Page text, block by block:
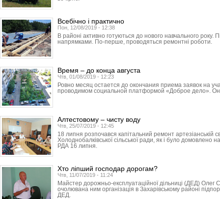
Всебічно і практично
Пон, 12/08/2019 - 12:38
В районі активно готуються до нового навчального року.
напрямками. По-перше, проводяться ремонтні роботи.
Время – до конца августа
Чтв, 01/08/2019 - 12:23
Ровно месяц остается до окончания приема заявок на
проводимом социальной платформой «Доброе дело».
Алтестовому – чисту воду
Чтв, 25/07/2019 - 12:45
18 липня розпочався капітальний ремонт артезіанській
Холоднобалківської сільської ради, як і було домовлено
РДА 16 липня.
Хто ліпший господар дорогам?
Чтв, 11/07/2019 - 11:24
Майстер дорожньо-експлуатаційної дільниці (ДЕД) Олег
очолювана ним організація в Захарівському районі
ДЕД.